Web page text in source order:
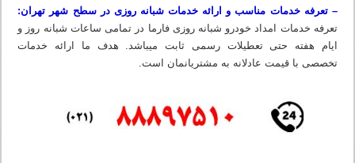
– تعرفه خدمات مناسب و ارائه خدمات شبانه روزی در سطح شهر تهران:
تعرفه خدمات امداد خودرو شبانه روزی فارما در تمامی ساعات شبانه روز و
ایام هفته حتی تعطیلات رسمی ثابت میباشد. هدف ما ارائه خدمات
تخصصی با قیمت عادلانه به مشتریانمان است.